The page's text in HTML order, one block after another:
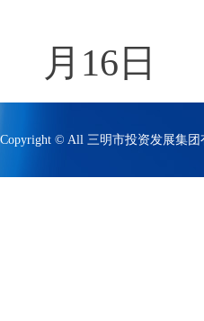
月 16 日
Copyright © All 三明市投资发展集团